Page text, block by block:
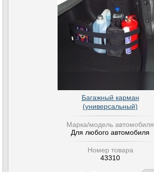
Багажный карман
(универсальный)
Марка/модель автомобиля
Для любого автомобиля
Номер товара
43310